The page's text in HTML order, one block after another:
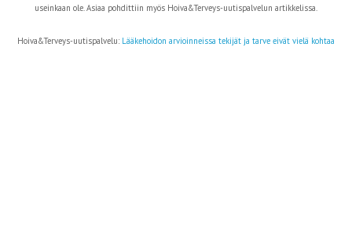
useinkaan ole. Asiaa pohdittiin myös Hoiva&Terveys-uutispalvelun artikkelissa.
Hoiva&Terveys-uutispalvelu: Lääkehoidon arvioinneissa tekijät ja tarve eivät vielä kohtaa